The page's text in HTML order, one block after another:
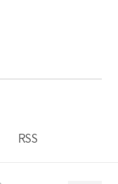
RSS